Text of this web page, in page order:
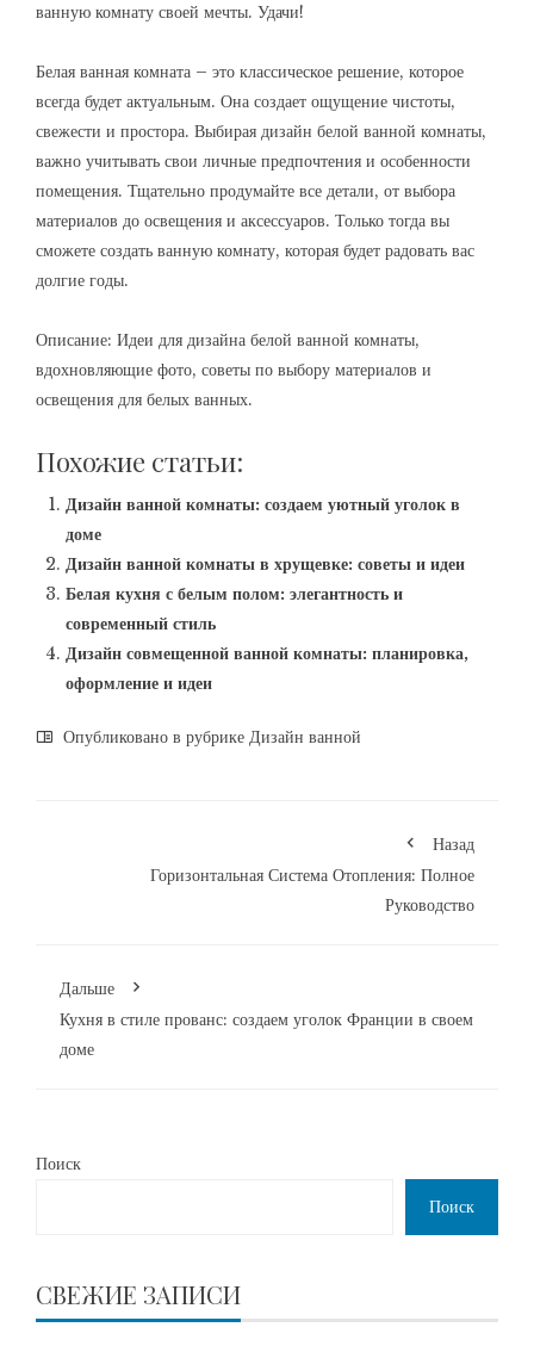
ванную комнату своей мечты. Удачи!
Белая ванная комната – это классическое решение, которое
всегда будет актуальным. Она создает ощущение чистоты,
свежести и простора. Выбирая дизайн белой ванной комнаты,
важно учитывать свои личные предпочтения и особенности
помещения. Тщательно продумайте все детали, от выбора
материалов до освещения и аксессуаров. Только тогда вы
сможете создать ванную комнату, которая будет радовать вас
долгие годы.
Описание: Идеи для дизайна белой ванной комнаты,
вдохновляющие фото, советы по выбору материалов и
освещения для белых ванных.
Похожие статьи:
Дизайн ванной комнаты: создаем уютный уголок в
доме
Дизайн ванной комнаты в хрущевке: советы и идеи
Белая кухня с белым полом: элегантность и
современный стиль
Дизайн совмещенной ванной комнаты: планировка,
оформление и идеи
Опубликовано в рубрике Дизайн ванной
Назад
Горизонтальная Система Отопления: Полное
Руководство
Дальше
Кухня в стиле прованс: создаем уголок Франции в своем
доме
Поиск
Поиск
СВЕЖИЕ ЗАПИСИ